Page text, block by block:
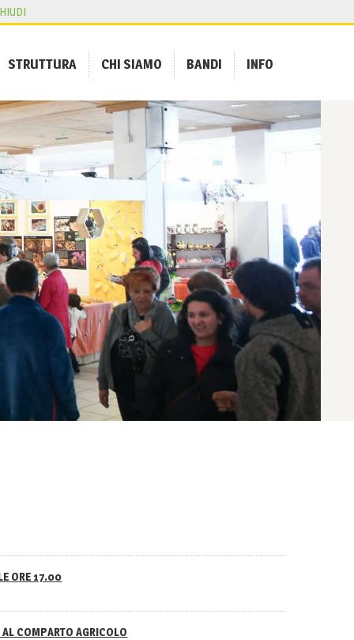
STRUTTURA CHI SIAMO BANDI INFO
ORE 17.00
COMPARTO AGRICOLO